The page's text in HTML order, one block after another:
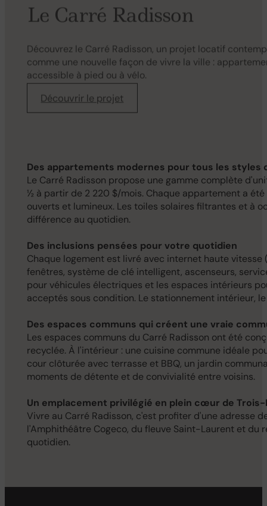
Le Carré Radisson
Découvrez le Carré Radisson, un projet locatif
comme une nouvelle façon de vivre la ville :
accessible à pied ou à vélo.
Découvrir le projet
Des appartements modernes pour tous les styles
Le Carré Radisson propose une gamme complète
½ à partir de 2 220 $/mois. Chaque appartement a
ouverts et lumineux. Les toiles solaires filtrantes et à
différence au quotidien.
Des inclusions pensées pour votre quotidien
Chaque logement est livré avec internet haute
fenêtres, système de clé intelligent, ascenseurs,
pour véhicules électriques et les espaces intérieurs
acceptés sous condition. Le stationnement intérieur,
Des espaces communs qui créent une vraie
Les espaces communs du Carré Radisson ont été
recyclée. À l'intérieur : une cuisine commune idéale
cour clôturée avec terrasse et BBQ, un jardin
moments de détente et de convivialité entre voisins.
Un emplacement privilégié en plein cœur de Trois-
Vivre au Carré Radisson, c'est profiter d'une adresse
l'Amphithéâtre Cogeco, du fleuve Saint-Laurent et
quotidien.